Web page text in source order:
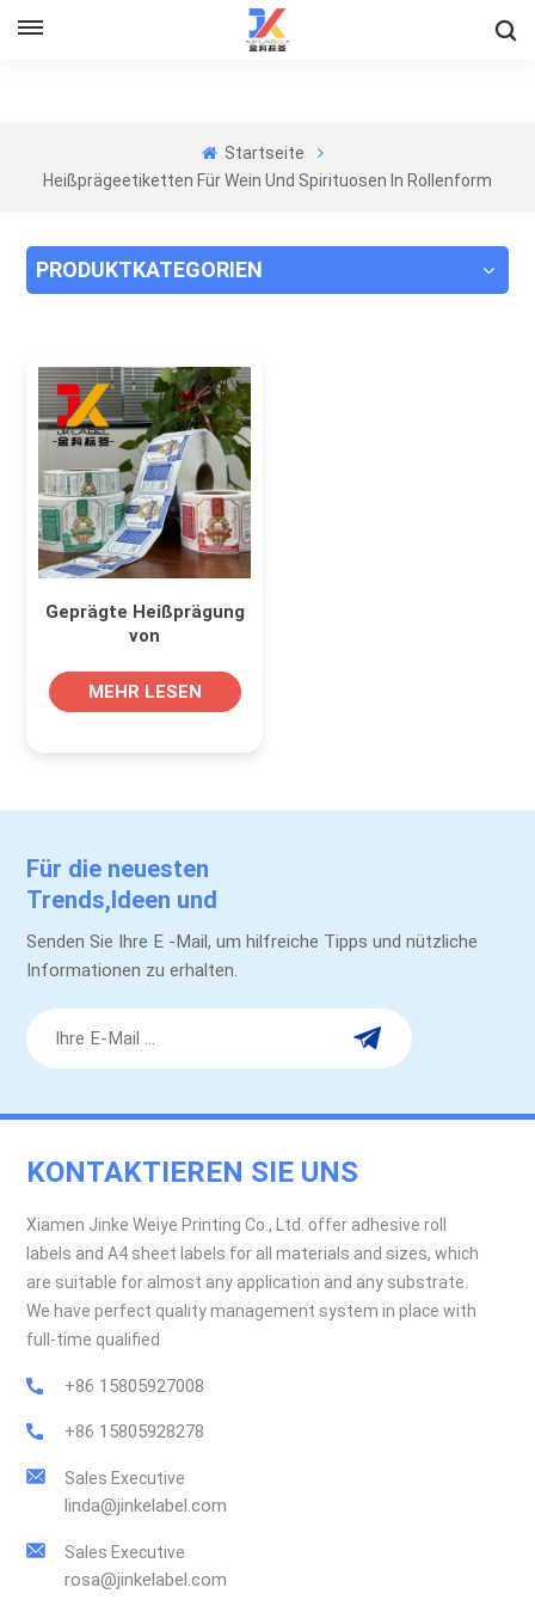
Startseite
Heißprägeetiketten Für Wein Und Spirituosen In Rollenform
PRODUKTKATEGORIEN
Geprägte Heißprägung
von
benutzerdefinierte
Druckrollenaufkleber
MEHR LESEN
Für die neuesten
Trends,Ideen und
Werbeaktionen.
Senden Sie Ihre E -Mail, um hilfreiche Tipps und nützliche
Informationen zu erhalten.
KONTAKTIEREN SIE UNS
Xiamen Jinke Weiye Printing Co., Ltd. offer adhesive roll
labels and A4 sheet labels for all materials and sizes, which
are suitable for almost any application and any substrate.
We have perfect quality management system in place with
full-time qualified
+86 15805927008
+86 15805928278
Sales Executive
linda@jinkelabel.com
Sales Executive
rosa@jinkelabel.com